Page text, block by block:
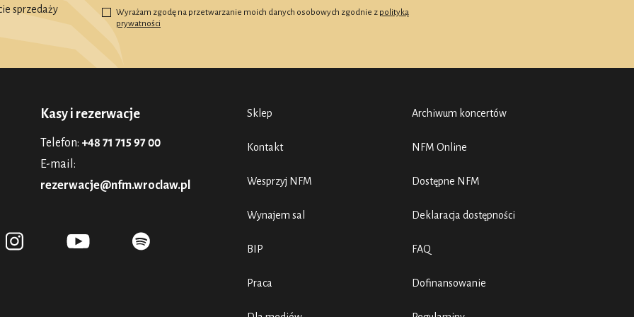
sprzedaży Wyrażam zgodę na przetwarzanie moich danych osobowych zgodnie z polityką
prywatności
Kasy i rezerwacje
Telefon: +48 71 715 97 00
E-mail:
rezerwacje@nfm.wroclaw.pl
Sklep
Kontakt
Wesprzyj NFM
Wynajem sal
BIP
Praca
Archiwum koncertów
NFM Online
Dostępne NFM
Deklaracja dostępności
FAQ
Dofinansowanie